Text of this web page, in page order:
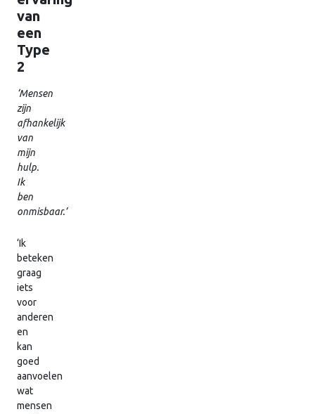
van
een
Type
2
‘Mensen
zijn
afhankelijk
van
mijn
hulp.
Ik
ben
onmisbaar.’
‘Ik
beteken
graag
iets
voor
anderen
en
kan
goed
aanvoelen
wat
mensen